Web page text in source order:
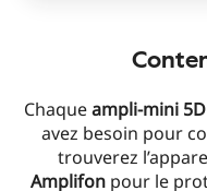
Chaqueampli-mini 5D
avez besoin pour
trouverez
Amplifon pour le